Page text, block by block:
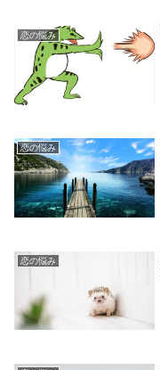
恋の悩み
恋の悩み
恋の悩み